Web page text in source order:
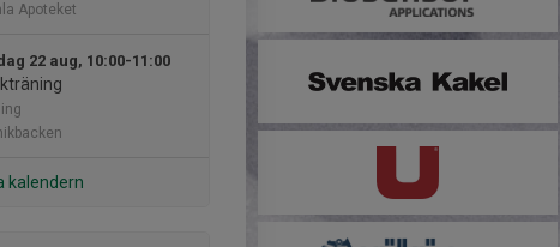
Apoteket
22 aug, 10:00-11:00
kalendern